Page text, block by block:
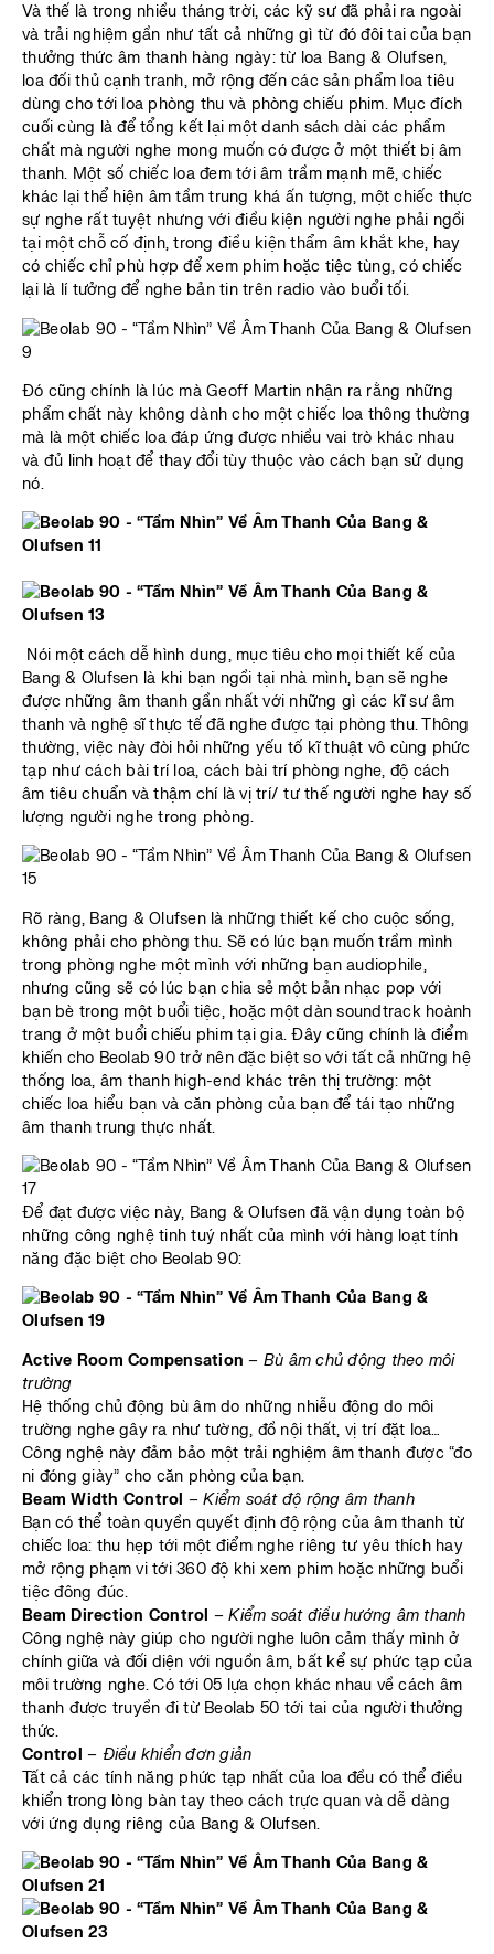
Và thế là trong nhiều tháng trời, các kỹ sư đã phải ra ngoài
và trải nghiệm gần như tất cả những gì từ đó đôi tai của bạn
thưởng thức âm thanh hàng ngày: từ loa Bang & Olufsen,
loa đối thủ cạnh tranh, mở rộng đến các sản phẩm loa tiêu
dùng cho tới loa phòng thu và phòng chiếu phim. Mục đích
cuối cùng là để tổng kết lại một danh sách dài các phẩm
chất mà người nghe mong muốn có được ở một thiết bị âm
thanh. Một số chiếc loa đem tới âm trầm mạnh mẽ, chiếc
khác lại thể hiện âm tầm trung khá ấn tượng, một chiếc thực
sự nghe rất tuyệt nhưng với điều kiện người nghe phải ngồi
tại một chỗ cố định, trong điều kiện thẩm âm khắt khe, hay
có chiếc chỉ phù hợp để xem phim hoặc tiệc tùng, có chiếc
lại là lí tưởng để nghe bản tin trên radio vào buổi tối.
Đó cũng chính là lúc mà Geoff Martin nhận ra rằng những
phẩm chất này không dành cho một chiếc loa thông thường
mà là một chiếc loa đáp ứng được nhiều vai trò khác nhau
và đủ linh hoạt để thay đổi tùy thuộc vào cách bạn sử dụng
nó.
Nói một cách dễ hình dung, mục tiêu cho mọi thiết kế của
Bang & Olufsen là khi bạn ngồi tại nhà mình, bạn sẽ nghe
được những âm thanh gần nhất với những gì các kĩ sư âm
thanh và nghệ sĩ thực tế đã nghe được tại phòng thu. Thông
thường, việc này đòi hỏi những yếu tố kĩ thuật vô cùng phức
tạp như cách bài trí loa, cách bài trí phòng nghe, độ cách
âm tiêu chuẩn và thậm chí là vị trí/ tư thế người nghe hay số
lượng người nghe trong phòng.
Rõ ràng, Bang & Olufsen là những thiết kế cho cuộc sống,
không phải cho phòng thu. Sẽ có lúc bạn muốn trầm mình
trong phòng nghe một mình với những bạn audiophile,
nhưng cũng sẽ có lúc bạn chia sẻ một bản nhạc pop với
bạn bè trong một buổi tiệc, hoặc một dàn soundtrack hoành
trang ở một buổi chiếu phim tại gia. Đây cũng chính là điểm
khiến cho Beolab 90 trở nên đặc biệt so với tất cả những hệ
thống loa, âm thanh high-end khác trên thị trường: một
chiếc loa hiểu bạn và căn phòng của bạn để tái tạo những
âm thanh trung thực nhất.
Để đạt được việc này, Bang & Olufsen đã vận dụng toàn bộ
những công nghệ tinh tuý nhất của mình với hàng loạt tính
năng đặc biệt cho Beolab 90:
Active Room Compensation– Bù âm chủ động theo môi
trường
Hệ thống chủ động bù âm do những nhiễu động do môi
trường nghe gây ra như tường, đồ nội thất, vị trí đặt loa…
Công nghệ này đảm bảo một trải nghiệm âm thanh được “đo
ni đóng giày” cho căn phòng của bạn.
Beam Width Control –Kiểm soát độ rộng âm thanh
Bạn có thể toàn quyền quyết định độ rộng của âm thanh từ
chiếc loa: thu hẹp tới một điểm nghe riêng tư yêu thích hay
mở rộng phạm vi tới 360 độ khi xem phim hoặc những buổi
tiệc đông đúc.
Beam Direction Control –Kiểm soát điều hướng âm thanh
Công nghệ này giúp cho người nghe luôn cảm thấy mình ở
chính giữa và đối diện với nguồn âm, bất kể sự phức tạp của
môi trường nghe. Có tới 05 lựa chọn khác nhau về cách âm
thanh được truyền đi từ Beolab 50 tới tai của người thưởng
thức.
Control – Điều khiển đơn giản
Tất cả các tính năng phức tạp nhất của loa đều có thể điều
khiển trong lòng bàn tay theo cách trực quan và dễ dàng
với ứng dụng riêng của Bang & Olufsen.